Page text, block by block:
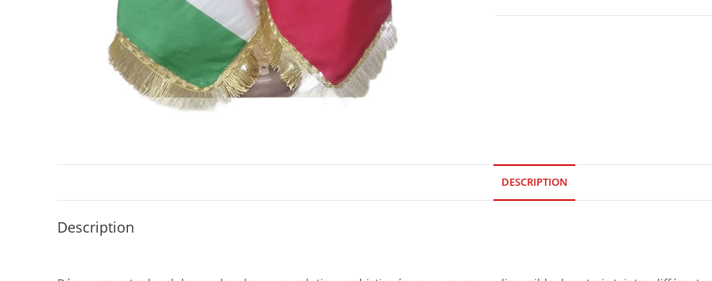
DESCRIPTION
Description